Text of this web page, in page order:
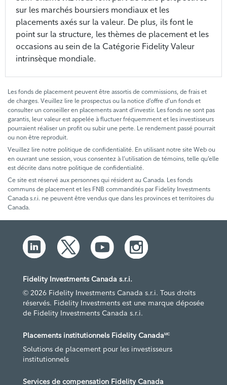
sur les marchés boursiers mondiaux et les
placements axés sur la valeur. De plus, ils font le
point sur la structure, les thèmes de placement et les
occasions au sein de la Catégorie Fidelity Valeur
intrinsèque mondiale.
Les fonds de placement peuvent être assortis de commissions, de frais et
de charges. Veuillez lire le prospectus ou la notice d’offre d’un fonds et
consulter un conseiller en placements avant d’investir. Les fonds ne sont pas
garantis, leur valeur est appelée à fluctuer fréquemment et les investisseurs
pourraient réaliser un profit ou subir une perte. Le rendement passé pourrait
ou non être reproduit.
Veuillez lire notre politique de confidentialité. En utilisant notre site Web ou
en ouvrant une session, vous consentez à l’utilisation de témoins, telle qu’elle
est décrite dans notre politique de confidentialité.
Ce site est réservé aux personnes qui résident au Canada. Les fonds
communs de placement et les FNB commandités par Fidelity Investments
Canada s.r.i. ne peuvent être vendus que dans les provinces et territoires du
Canada.
Fidelity Investments Canada s.r.i.
© 2026 Fidelity Investments Canada s.r.i. Tous droits
réservés. Fidelity Investments est une marque déposée
de Fidelity Investments Canada s.r.i.
Placements institutionnels Fidelity CanadaMC
Solutions de placement pour les investisseurs
institutionnels
Services de compensation Fidelity Canada